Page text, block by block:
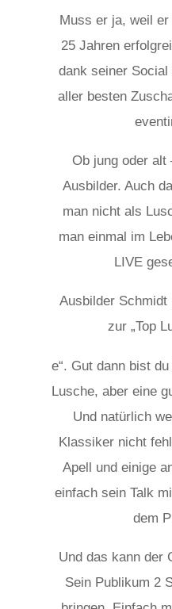
Muss er ja, weil
25 Jahren
dank seiner
aller besten
Ob jung oder alt
Ausbilder. Auch
man nicht als
man einmal im
LIVE
Ausbilder
zur „Top
osteopathe-nyon-
e“. Gut dann bist
Lusche, aber eine
Und natürlich
Klassiker nicht
Apell und einige
einfach sein Talk
dem
Und das kann der
Sein Publikum 2